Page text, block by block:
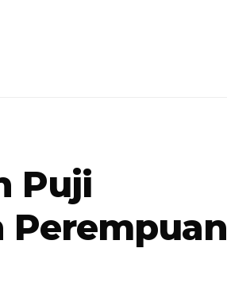
Puji
Perempuan